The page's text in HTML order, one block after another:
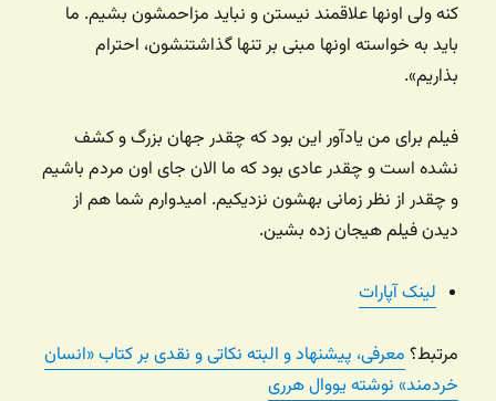
کنه ولی اونها علاقمند نیستن و نباید مزاحمشون بشیم. ما
باید به خواسته اونها مبنی بر تنها گذاشتنشون، احترام
بذاریم».
فیلم برای من یادآور این بود که چقدر جهان بزرگ و کشف
نشده است و چقدر عادی بود که ما الان جای اون مردم باشیم
و چقدر از نظر زمانی بهشون نزدیکیم. امیدوارم شما هم از
دیدن فیلم هیجان زده بشین.
لینک آپارات
مرتبط؟ معرفی، پیشنهاد و البته نکاتی و نقدی بر کتاب «انسان
خردمند» نوشته یووال هرری